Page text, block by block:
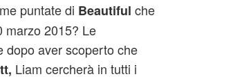
puntate di Beautiful che
marzo 2015? Le
dopo aver scoperto che
Liam cercherà in tutti i